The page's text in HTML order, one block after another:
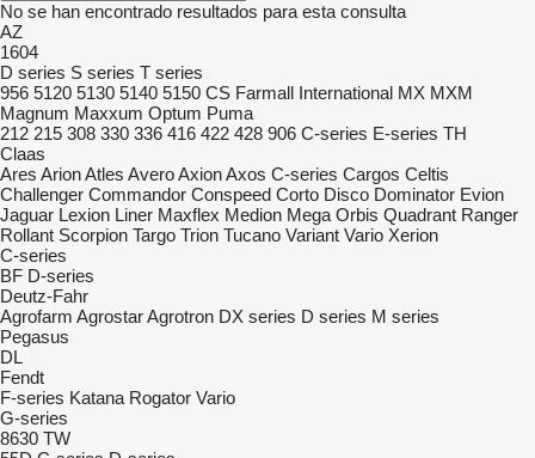
No se han encontrado resultados para esta consulta
AZ
1604
D series S series T series
956 5120 5130 5140 5150 CS Farmall International MX MXM
Magnum Maxxum Optum Puma
212 215 308 330 336 416 422 428 906 C-series E-series TH
Claas
Ares ArionAtles AveroAxionAxos C-series Cargos Celtis
Challenger Commandor Conspeed Corto Disco Dominator Evion
Jaguar Lexion Liner Maxflex Medion Mega Orbis Quadrant Ranger
Rollant Scorpion Targo Trion Tucano Variant Vario Xerion
C-series
BF D-series
Deutz-Fahr
Agrofarm AgrostarAgrotron DX series D series M series
Pegasus
DL
Fendt
F-series Katana Rogator Vario
G-series
8630 TW